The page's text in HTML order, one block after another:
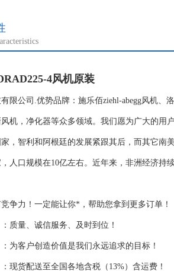
4风机原装
限公司.优势品牌：施乐佰ziehl-abegg风机、
风机，净化器等众多领域。我们愿为广大的
，智利和阿根廷的发展紧跟其后，而其它
人口规模在10亿左右。近年来，非洲经济持
争力！一定能让你*，帮助您拿到更多订单！
：质量、诚信服务、及时到位！
：为客户创造价值是我们永远追求的目标！
：现货配送至全国各地含税（13%）含运费！